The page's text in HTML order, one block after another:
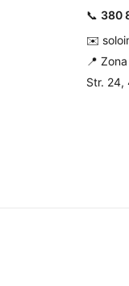
📞 380
✉️
📍
Str. 24,